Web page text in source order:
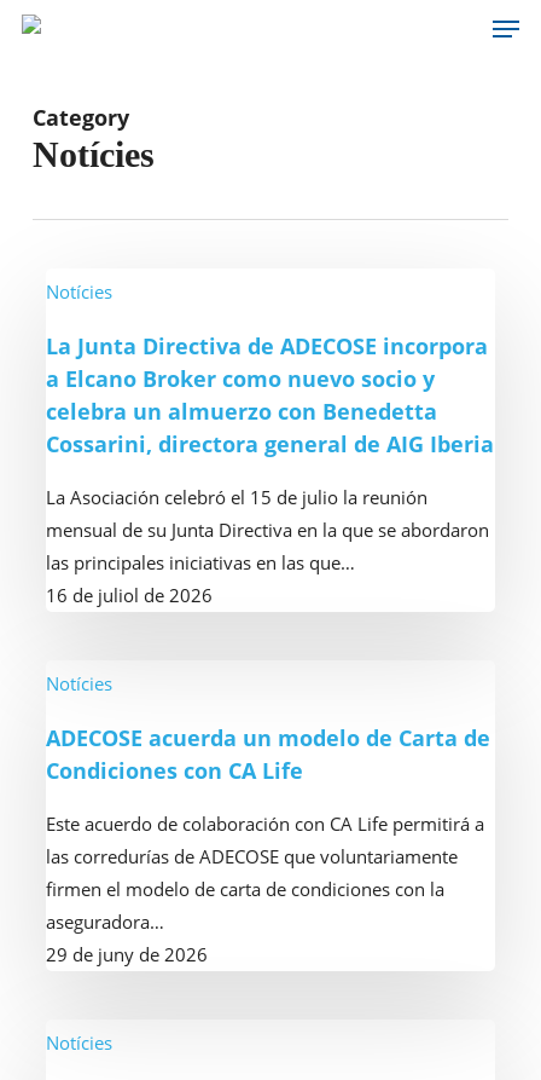
Skip
contentCategory
Notícies
La
Directiva
de
ADECOSE
incorpora
Elcano
Broker
como
nuevo
y
un
almuerzo
Benedetta
Cossarini,
directora
general
de
Iberia
Notícies
La Junta Directiva de ADECOSE incorpora
a Elcano Broker como nuevo socio y
celebra un almuerzo con Benedetta
Cossarini, directora general de AIG Iberia
La Asociación celebró el 15 de julio la reunión
mensual de su Junta Directiva en la que se abordaron
las principales iniciativas en las que…
16 de juliol de 2026
ADECOSE
un
modelo
Carta
de
Condiciones
con
CA
Notícies
ADECOSE acuerda un modelo de Carta de
Condiciones con CA Life
Este acuerdo de colaboración con CA Life permitirá a
las corredurías de ADECOSE que voluntariamente
firmen el modelo de carta de condiciones con la
aseguradora…
29 de juny de 2026
ADECOSE
Notícies